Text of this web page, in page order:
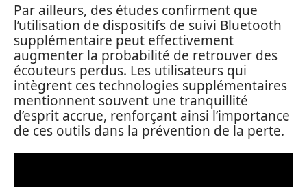
Par ailleurs, des études confirment que
l’utilisation de dispositifs de suivi Bluetooth
supplémentaire peut effectivement
augmenter la probabilité de retrouver des
écouteurs perdus. Les utilisateurs qui
intègrent ces technologies supplémentaires
mentionnent souvent une tranquillité
d’esprit accrue, renforçant ainsi l’importance
de ces outils dans la prévention de la perte.